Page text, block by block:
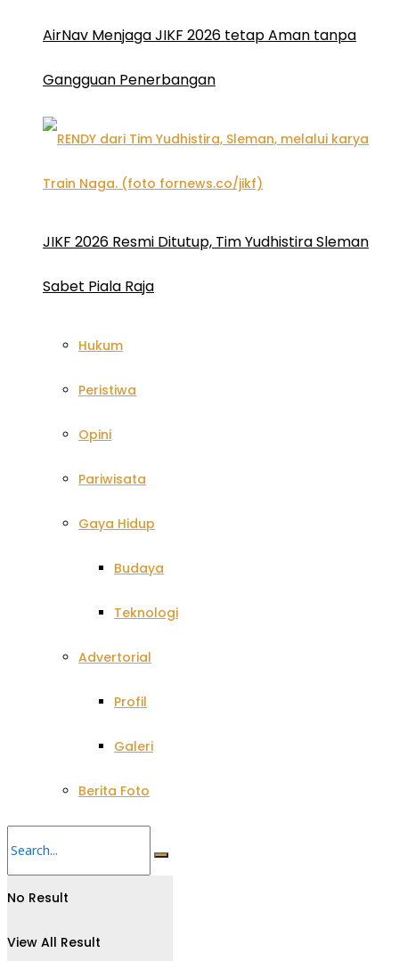
AirNav Menjaga JIKF 2026 tetap Aman tanpa
Gangguan Penerbangan
JIKF 2026 Resmi Ditutup, Tim Yudhistira Sleman
Sabet Piala Raja
Hukum
Peristiwa
Opini
Pariwisata
Gaya Hidup
Budaya
Teknologi
Advertorial
Profil
Galeri
Berita Foto
No Result
View All Result